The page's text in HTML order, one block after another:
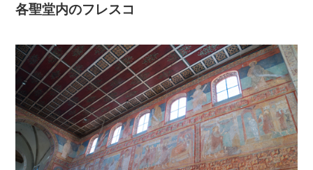
各聖堂内のフレスコ